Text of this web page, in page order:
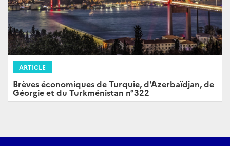
ARTICLE
Brèves économiques de Turquie, d'Azerbaïdjan, de
Géorgie et du Turkménistan n°322